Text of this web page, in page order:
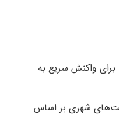
واکنش سریع به
شهری بر اساس